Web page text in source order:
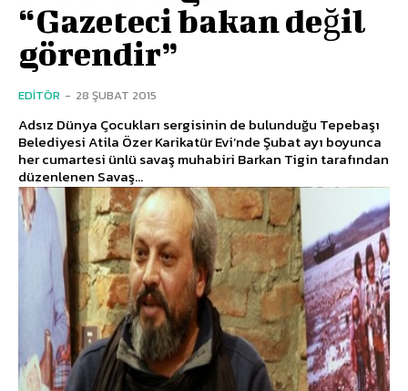
“Gazeteci bakan değil
görendir”
EDITÖR - 28 ŞUBAT 2015
Adsız Dünya Çocukları sergisinin de bulunduğu Tepebaşı
Belediyesi Atila Özer Karikatür Evi’nde Şubat ayı boyunca
her cumartesi ünlü savaş muhabiri Barkan Tigin tarafından
düzenlenen Savaş...